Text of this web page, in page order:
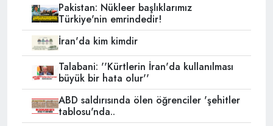
Pakistan: Nükleer başlıklarımız
Türkiye'nin emrindedir!
İran'da kim kimdir
Talabani: ''Kürtlerin İran'da kullanılması
büyük bir hata olur''
ABD saldırısında ölen öğrenciler 'şehitler
tablosu'nda..